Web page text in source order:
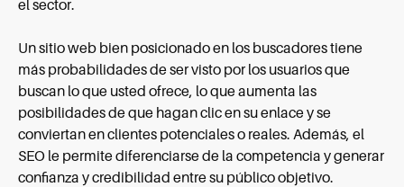
el sector.
Un sitio web bien posicionado en los buscadores tiene
más probabilidades de ser visto por los usuarios que
buscan lo que usted ofrece, lo que aumenta las
posibilidades de que hagan clic en su enlace y se
conviertan en clientes potenciales o reales. Además, el
SEO le permite diferenciarse de la competencia y generar
confianza y credibilidad entre su público objetivo.